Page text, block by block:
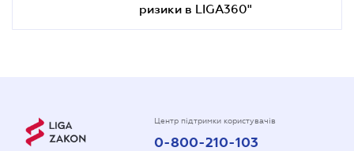
ризики в LIGA360"
Центр підтримки користувачів
0-800-210-103